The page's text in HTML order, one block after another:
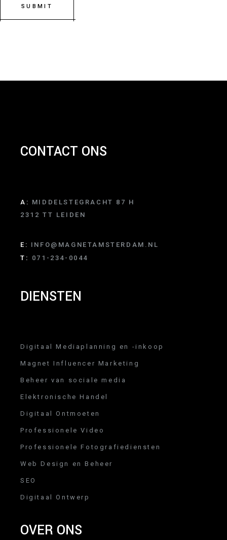
SUBMIT
CONTACT ONS
A: MIDDELSTEGRACHT 87 H
2312 TT LEIDEN
E: INFO@MAGNETAMSTERDAM.NL
T: 071-234-0044
DIENSTEN
Digitaal Mediaplanning en -inkoop
Magnet Influencer Marketing
Beheer van sociale media
Elektronische Handel
Digitaal Ontmoeten
Professionele Video
Professionele Fotografiediensten
Web Design en Beheer
SEO
Digitaal Ontwerp
OVER ONS